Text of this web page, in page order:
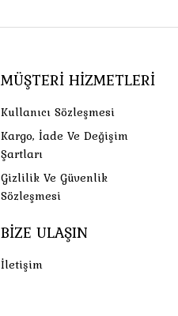
MÜŞTERI HIZMETLERI
Kullanıcı Sözleşmesi
Kargo, İade Ve Değişim
Şartları
Gizlilik Ve Güvenlik
Sözleşmesi
BIZE ULAŞIN
İletişim